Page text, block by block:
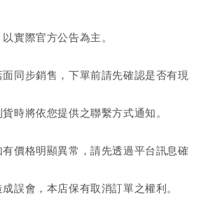
實際官方公告為主。
同步銷售，下單前請先確認是否有現
時將依您提供之聯繫方式通知。
價格明顯異常，請先透過平台訊息確
誤會，本店保有取消訂單之權利。